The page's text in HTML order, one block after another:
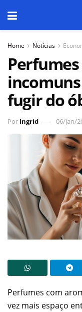
Home Notícias
fugir do
Por Ingrid 06/jan/
Perfumes com
vez mais espaço